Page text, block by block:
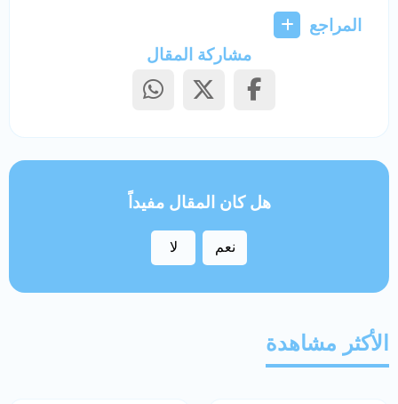
المراجع
مشاركة المقال
هل كان المقال مفيداً
نعم لا
الأكثر مشاهدة